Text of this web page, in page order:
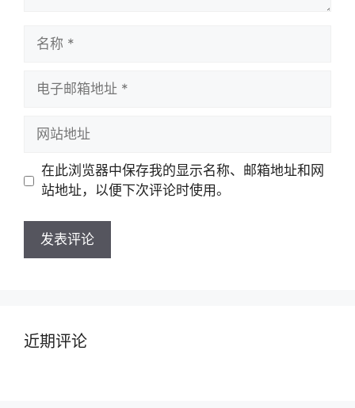
址
址
在此浏览器中保存我的显示名称、邮箱地址和网
站地址，以便下次评论时使用。
近期评论